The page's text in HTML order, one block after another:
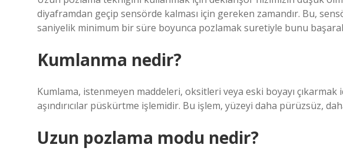
diyaframdan geçip sensörde kalması için gereken zamandır. Bu,
saniyelik minimum bir süre boyunca pozlamak suretiyle bunu
Kumlanma nedir?
Kumlama, istenmeyen maddeleri, oksitleri veya eski boyayı çıkarmak
aşındırıcılar püskürtme işlemidir. Bu işlem, yüzeyi daha pürüzsüz,
Uzun pozlama modu nedir?